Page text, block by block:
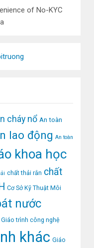
of No-KYC
cháy nổ An toàn
lao động An toàn
khoa học
chất thải rắn chất
Cơ Sở Kỹ Thuật Môi
nước
Giáo trình công nghệ
khác Giáo